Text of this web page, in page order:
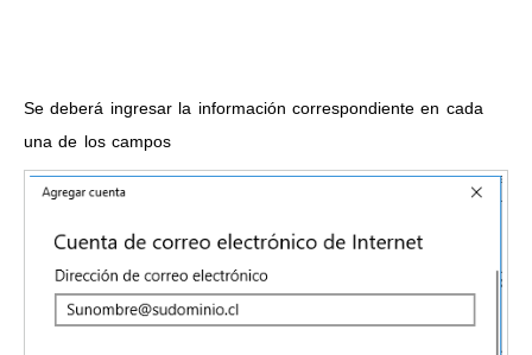
Se deberá ingresar la información correspondiente en cada
una de los campos